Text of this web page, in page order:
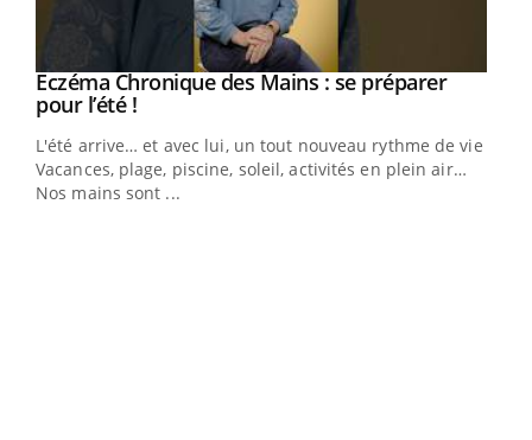
Youtube
Eczéma Chronique des Mains : se préparer
pour l’été !Youtube
L'été arrive… et avec lui, un tout nouveau rythme de vie !
Vacances, plage, piscine, soleil, activités en plein air…
Nos mains sont ...